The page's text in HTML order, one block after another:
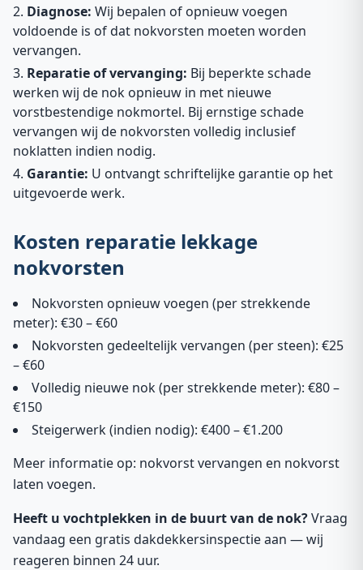
Diagnose: Wij bepalen of opnieuw voegen
voldoende is of dat nokvorsten moeten worden
vervangen.
Reparatie of vervanging: Bij beperkte schade
werken wij de nok opnieuw in met nieuwe
vorstbestendige nokmortel. Bij ernstige schade
vervangen wij de nokvorsten volledig inclusief
noklatten indien nodig.
Garantie: U ontvangt schriftelijke garantie op het
uitgevoerde werk.
Kosten reparatie lekkage
nokvorsten
Nokvorsten opnieuw voegen (per strekkende
meter): €30 – €60
Nokvorsten gedeeltelijk vervangen (per steen): €25
– €60
Volledig nieuwe nok (per strekkende meter): €80 –
€150
Steigerwerk (indien nodig): €400 – €1.200
Meer informatie op: nokvorst vervangen en nokvorst
laten voegen.
Heeft u vochtplekken in de buurt van de nok?Vraag
vandaag een gratis dakdekkersinspectie aan — wij
reageren binnen 24 uur.